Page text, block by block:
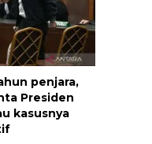
penjara,
Presiden
kasusnya